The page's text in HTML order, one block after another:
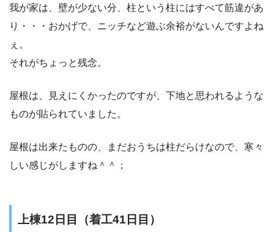
我が家は、壁が少ない分、柱という柱にはすべて筋違があ
り・・・おかげで、ニッチなど遊ぶ余裕がないんですよね
ぇ。
それがちょっと残念。
屋根は、見えにくかったのですが、下地と思われるような
ものが貼られていました。
屋根は出来たものの、まだおうちは柱だらけなので、寒々
しい感じがしますね＾＾；
上棟12日目（着工41日目）